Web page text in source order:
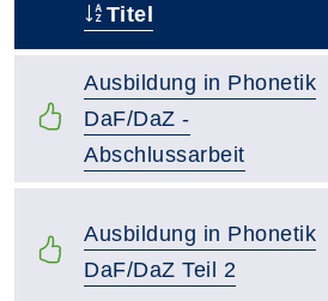
Titel
Ausbildung in Phonetik
DaF/DaZ -
Abschlussarbeit
Ausbildung in Phonetik
DaF/DaZ Teil 2